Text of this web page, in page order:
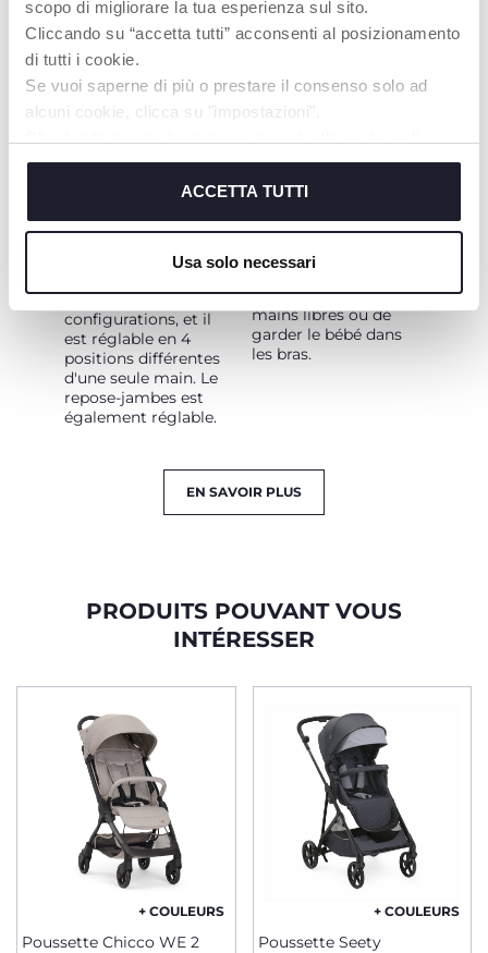
scopo di migliorare la tua esperienza sul sito.
Cliccando su “accetta tutti” acconsenti al posizionamento
di tutti i cookie.
Se vuoi saperne di più o prestare il consenso solo ad
alcuni cookie, clicca su "impostazioni".
cookie tecnici, indispensabili per fruire del servizio
ACCETTA TUTTI
Usa solo necessari
DÈS LA
La poussette Bellagio
est homologuée de la
naissance jusqu'à 22
kg (4 ans). Le siège est
le dossier s'incline
les deux
configurations, et il
est réglable en 4
positions différentes
d'une seule main. Le
repose-jambes est
également réglable.
PRATICITÉ
La poussette Bellagio
permet de tout gérer
geste, garantissant
ainsi une
fonctionnalité
optimale et
parents d'avoir les
mains libres ou de
garder le bébé dans
les bras.
EN SAVOIR PLUS
PRODUITS POUVANT VOUS
INTÉRESSER
+ COULEURS
Poussette Chicco WE 2
+ COULEURS
Poussette Seety